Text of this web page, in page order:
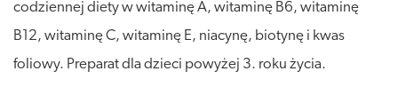
codziennej diety w witaminę A, witaminę B6, witaminę
B12, witaminę C, witaminę E, niacynę, biotynę i kwas
foliowy. Preparat dla dzieci powyżej 3. roku życia.